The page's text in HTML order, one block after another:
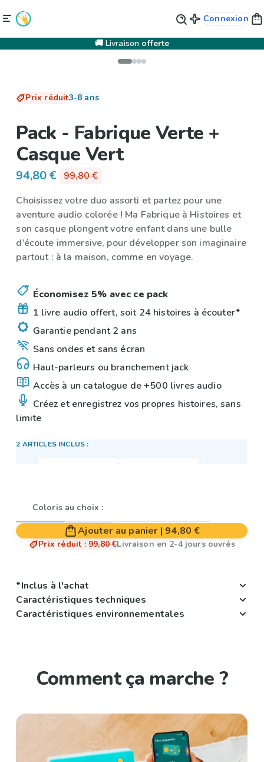
Connexion
🚚 Livraison offerte
Prix réduit3-8 ans
Pack - Fabrique Verte +
Casque Vert
94,80 € 99,80 €
Choisissez votre duo assorti et partez pour une
aventure audio colorée ! Ma Fabrique à Histoires et
son casque plongent votre enfant dans une bulle
d’écoute immersive, pour développer son imaginaire
partout : à la maison, comme en voyage.
Économisez 5% avec ce pack
1 livre audio offert, soit 24 histoires à écouter*
Garantie pendant 2 ans
Sans ondes et sans écran
Haut-parleurs ou branchement jack
Accès à un catalogue de +500 livres audio
Créez et enregistrez vos propres histoires, sans
limite
2 ARTICLES INCLUS :
Coloris au choix :
Ajouter au panier | 94,80 €
Prix réduit : 99,80 €Livraison en 2-4 jours ouvrés
*Inclus à l'achat
Caractéristiques techniques
Caractéristiques environnementales
Comment ça marche ?